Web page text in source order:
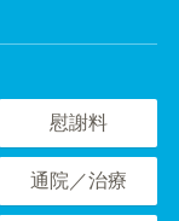
慰謝料
通院／治療